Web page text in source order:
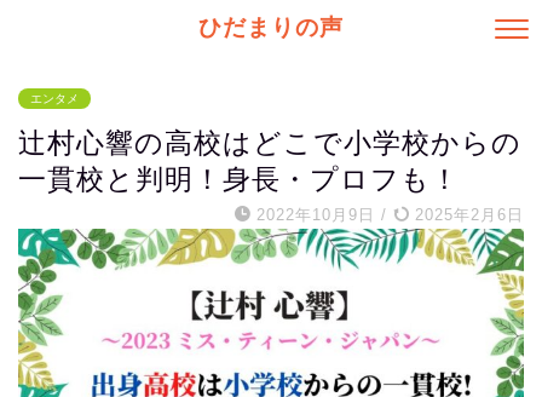
ひだまりの声
エンタメ
辻村心響の高校はどこで小学校からの
一貫校と判明！身長・プロフも！
2022年10月9日 / 2025年2月6日